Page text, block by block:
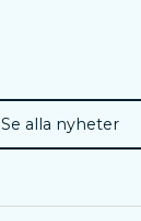
Se alla nyheter